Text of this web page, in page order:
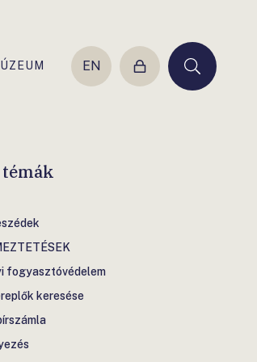
EN
Belépés Keresés
fogyasztóvédelem
keresése